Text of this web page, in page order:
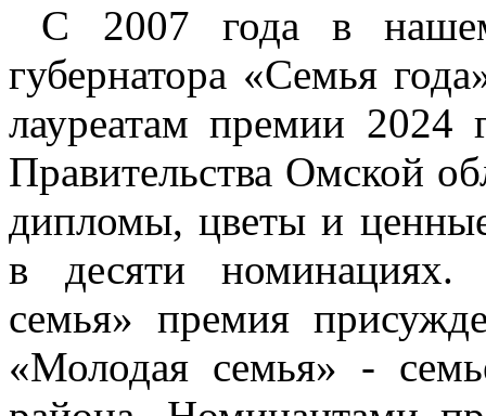
С 2007 года в нашем
губернатора «Семья
лауреатам премии 2024
Правительства Омской
дипломы, цветы и
в десяти
семья» премия
«Молодая семья» -